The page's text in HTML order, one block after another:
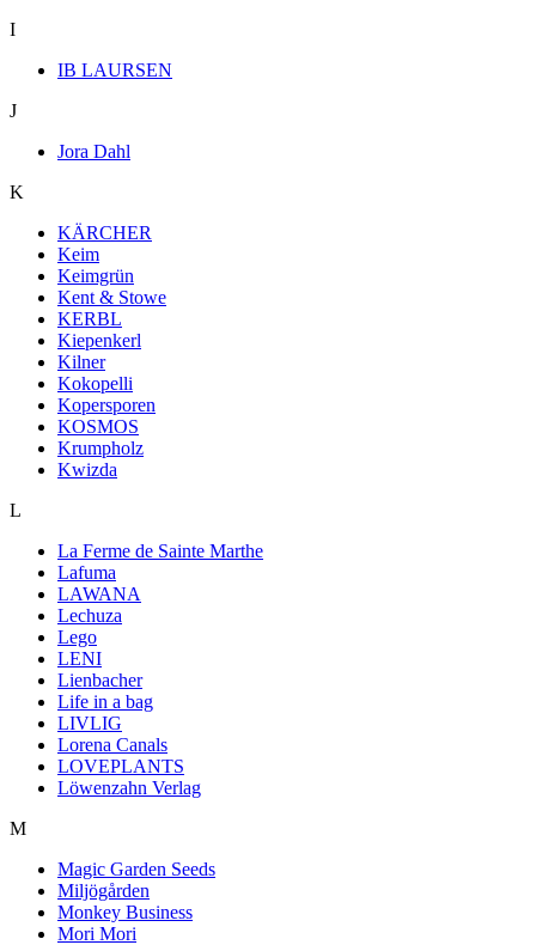
I
IB LAURSEN
J
Jora Dahl
K
KÄRCHER
Keim
Keimgrün
Kent & Stowe
KERBL
Kiepenkerl
Kilner
Kokopelli
Kopersporen
KOSMOS
Krumpholz
Kwizda
L
La Ferme de Sainte Marthe
Lafuma
LAWANA
Lechuza
Lego
LENI
Lienbacher
Life in a bag
LIVLIG
Lorena Canals
LOVEPLANTS
Löwenzahn Verlag
M
Magic Garden Seeds
Miljögården
Monkey Business
Mori Mori